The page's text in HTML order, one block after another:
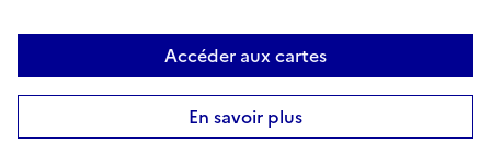
Tout refuser
Personnaliser
Accéder aux cartes
En savoir plus